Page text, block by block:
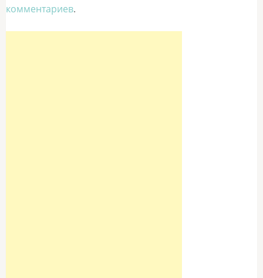
комментариев.